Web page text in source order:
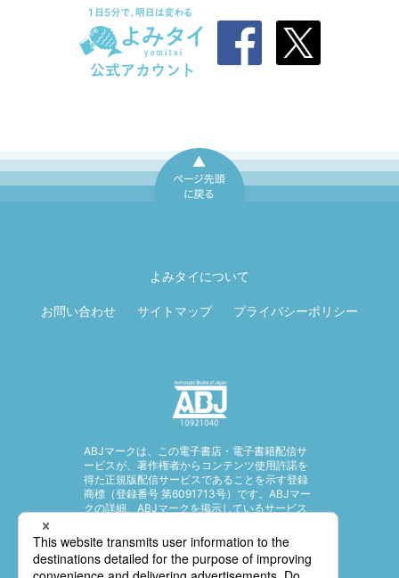
よみタイについて
お問い合わせ サイトマップ プライバシーポリシー
ABJマークは、この電子書店・電子書籍配信サ
ービスが、著作権者からコンテンツ使用許諾を
得た正規版配信サービスであることを示す登録
商標（登録番号 第6091713号）です。ABJマー
クの詳細、ABJマークを掲示しているサービス